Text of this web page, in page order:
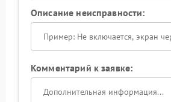
Описание неисправности:
Комментарий к заявке: